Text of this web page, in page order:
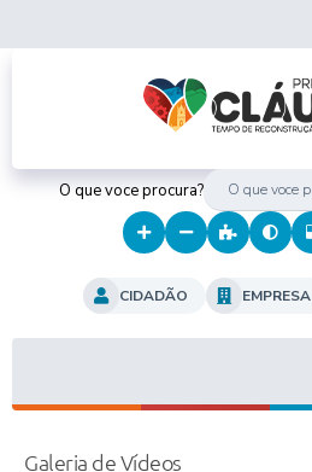
O que voce procura?
CIDADÃO EMPRESA
Galeria de Vídeos